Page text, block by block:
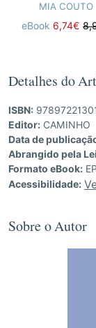
MIA COUTO
eBook 6,74€
Detalhes do
ISBN:
Editor: CAMINHO
Data de
Abrangido pela
Formato eBook:
Acessibilidade:
Sobre o Autor